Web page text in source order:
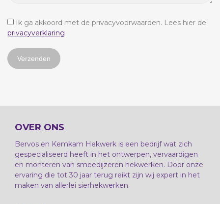
Ik ga akkoord met de privacyvoorwaarden. Lees hier de
privacyverklaring
OVER ONS
Bervos en Kemkam Hekwerk is een bedrijf wat zich
gespecialiseerd heeft in het ontwerpen, vervaardigen
en monteren van smeedijzeren hekwerken. Door onze
ervaring die tot 30 jaar terug reikt zijn wij expert in het
maken van allerlei sierhekwerken.